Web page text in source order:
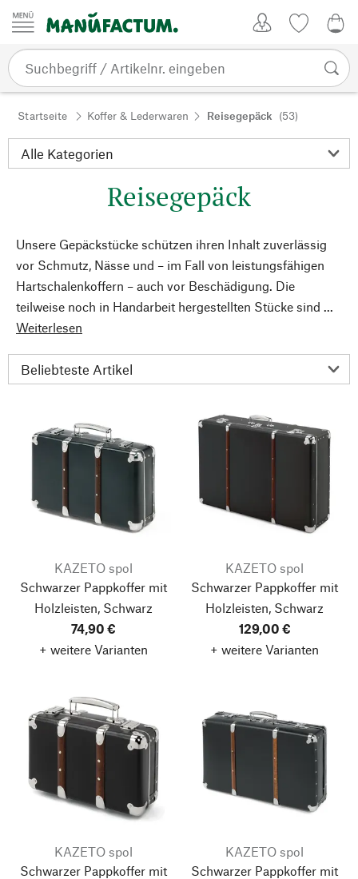
Zum Inhalt springen
Startseite Koffer & Lederwaren Reisegepäck (53)
Reisegepäck
Unsere Gepäckstücke schützen ihren Inhalt zuverlässig
vor Schmutz, Nässe und – im Fall von leistungsfähigen
Hartschalenkoffern – auch vor Beschädigung. Die
teilweise noch in Handarbeit hergestellten Stücke sind ...
Weiterlesen
KAZETO spol
Schwarzer Pappkoffer mit
Holzleisten, Schwarz
74,90 €
+ weitere Varianten
KAZETO spol
Schwarzer Pappkoffer mit
Holzleisten, Schwarz
129,00 €
+ weitere Varianten
KAZETO spol
Schwarzer Pappkoffer mit
KAZETO spol
Schwarzer Pappkoffer mit